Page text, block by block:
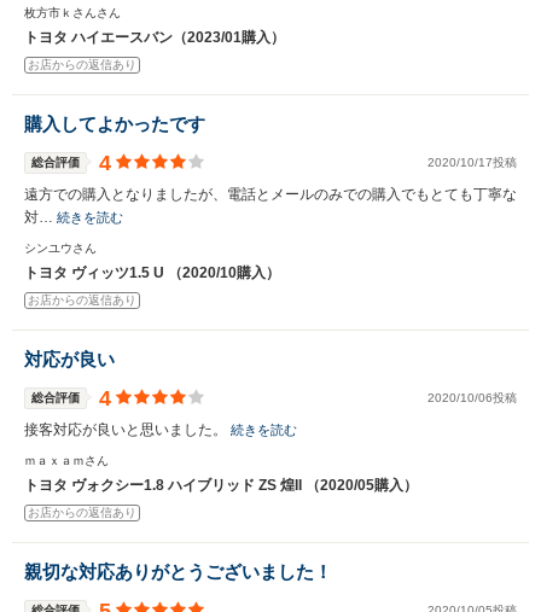
枚方市ｋさんさん
トヨタ ハイエースバン（2023/01購入）
お店からの返信あり
購入してよかったです
総合評価 4 2020/10/17投稿
遠方での購入となりましたが、電話とメールのみでの購入でもとても丁寧な
対… 続きを読む
シンユウさん
トヨタ ヴィッツ1.5 U （2020/10購入）
お店からの返信あり
対応が良い
総合評価 4 2020/10/06投稿
接客対応が良いと思いました。 続きを読む
ｍａｘａｍさん
トヨタ ヴォクシー1.8 ハイブリッド ZS 煌II （2020/05購入）
お店からの返信あり
親切な対応ありがとうございました！